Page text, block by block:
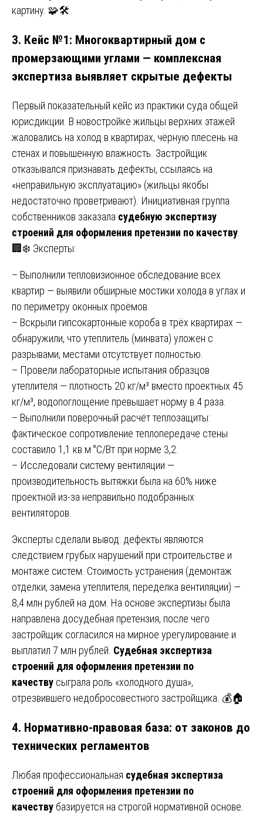
картину. 🧩🛠️
3. Кейс №1: Многоквартирный дом с
промерзающими углами — комплексная
экспертиза выявляет скрытые дефекты
Первый показательный кейс из практики суда общей
юрисдикции. В новостройке жильцы верхних этажей
жаловались на холод в квартирах, чёрную плесень на
стенах и повышенную влажность. Застройщик
отказывался признавать дефекты, ссылаясь на
«неправильную эксплуатацию» (жильцы якобы
недостаточно проветривают). Инициативная группа
собственников заказала судебную экспертизу
строений для оформления претензии по качеству
🏢❄️ Эксперты:
– Выполнили тепловизионное обследование всех
квартир — выявили обширные мостики холода в углах и
по периметру оконных проёмов.
– Вскрыли гипсокартонные короба в трёх квартирах —
обнаружили, что утеплитель (минвата) уложен с
разрывами, местами отсутствует полностью.
– Провели лабораторные испытания образцов
утеплителя — плотность 20 кг/м³ вместо проектных 45
кг/м³, водопоглощение превышает норму в 4 раза.
– Выполнили поверочный расчёт теплозащиты:
фактическое сопротивление теплопередаче стены
составило 1,1 кв.м·°С/Вт при норме 3,2.
– Исследовали систему вентиляции —
производительность вытяжки была на 60% ниже
проектной из-за неправильно подобранных
вентиляторов.
Эксперты сделали вывод: дефекты являются
следствием грубых нарушений при строительстве и
монтаже систем. Стоимость устранения (демонтаж
отделки, замена утеплителя, переделка вентиляции) —
8,4 млн рублей на дом. На основе экспертизы была
направлена досудебная претензия, после чего
застройщик согласился на мирное урегулирование и
выплатил 7 млн рублей. Судебная экспертиза
строений для оформления претензии по
качеству сыграла роль «холодного душа»,
отрезвившего недобросовестного застройщика. 💰🏠
4. Нормативно-правовая база: от законов до
технических регламентов
Любая профессиональная судебная экспертиза
строений для оформления претензии по
качеству базируется на строгой нормативной основе.